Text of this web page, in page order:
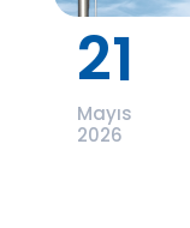
21
Mayıs
2026